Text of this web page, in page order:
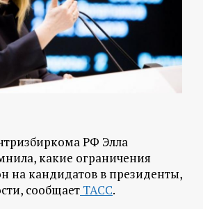
РФ Элла
какие ограничения
на кандидатов в президенты,
сообщает ТАСС.